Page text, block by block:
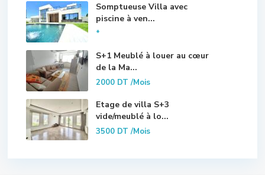
Somptueuse Villa avec
piscine à ven...
*
S+1 Meublé à louer au cœur
de la Ma...
2000 DT/Mois
Etage de villa S+3
vide/meublé à lo...
3500 DT/Mois